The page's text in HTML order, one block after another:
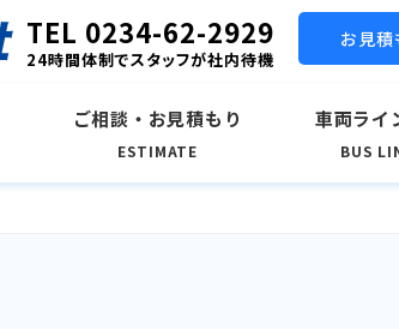
TEL 0234-62-2929
24時間体制でスタッフが社内待機
お見
ご相談・お見積もり
ESTIMATE
車両ライ
BUS